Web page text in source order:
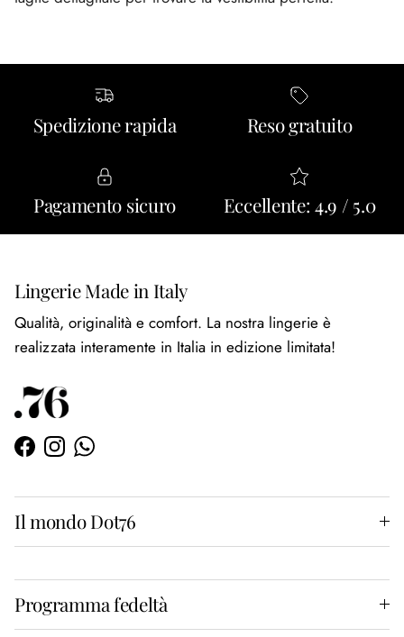
Spedizione rapida Reso gratuito
Pagamento sicuro Eccellente: 4.9 / 5.0
Lingerie Made in Italy
Qualità, originalità e comfort. La nostra lingerie è
realizzata interamente in Italia in edizione limitata!
Facebook
InstagramWhatsApp
Il mondo Dot76
Programma fedeltà